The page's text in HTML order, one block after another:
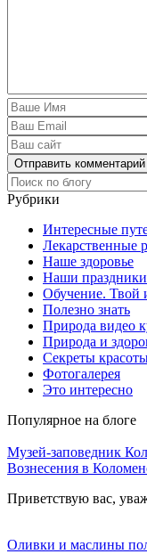
Отправить комментарий
Рубрики
Интересные
Лекарственные
Наше здоровье
Наши праздники
Обучение. Твой
Полезно знать
Природа видео
Природа и
Секреты
Фотогалерея
Это интересно
Популярное на блоге
Музей-заповедник
Вознесения в
Приветствую вас,
Оливки и маслины